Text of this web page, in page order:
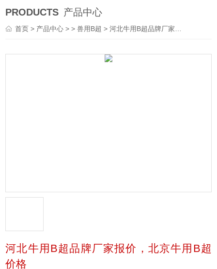
PRODUCTS 产品中心
首页> 产品中心 > >兽用B超 > 河北牛用B超品牌厂家报价，北京牛用B超价格
河北牛用B超品牌厂家报价，北京牛用B超
价格